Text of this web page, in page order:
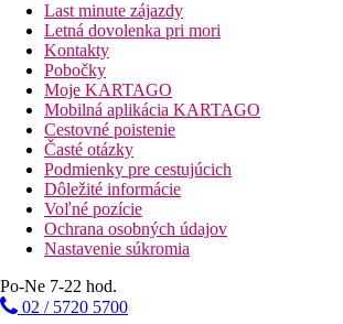
Last minute zájazdy
Letná dovolenka pri mori
Kontakty
Pobočky
Moje KARTAGO
Mobilná aplikácia KARTAGO
Cestovné poistenie
Časté otázky
Podmienky pre cestujúcich
Dôležité informácie
Voľné pozície
Ochrana osobných údajov
Nastavenie súkromia
Po-Ne 7-22 hod.
02 / 5720 5700